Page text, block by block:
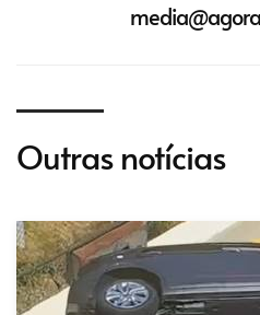
Outras notícias